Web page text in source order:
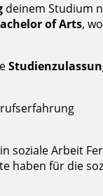
deinem Studium
of Arts,
soziale Arbeit
haben für die